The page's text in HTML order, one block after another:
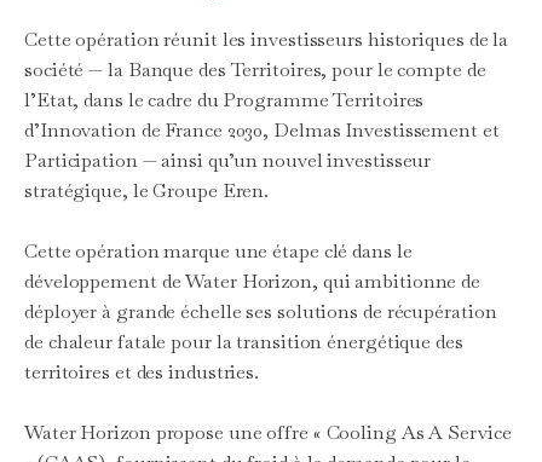
Cette opération réunit les investisseurs historiques de la
société — la Banque des Territoires, pour le compte de
l’Etat, dans le cadre du Programme Territoires
d’Innovation de France 2030, Delmas Investissement et
Participation — ainsi qu’un nouvel investisseur
stratégique, le Groupe Eren.
Cette opération marque une étape clé dans le
développement de Water Horizon, qui ambitionne de
déployer à grande échelle ses solutions de récupération
de chaleur fatale pour la transition énergétique des
territoires et des industries.
Water Horizon propose une offre « Cooling As A Service